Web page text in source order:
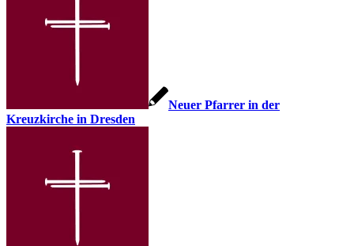
Neuer Pfarrer in der
Kreuzkirche in Dresden